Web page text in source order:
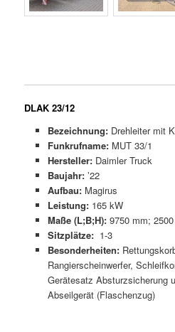
DLAK 23/12
Bezeichnung:Drehleiter mit
Funkrufname:MUT 33/1
Hersteller:Daimler Truck
Baujahr:’22
Aufbau:Magirus
Leistung:165 kW
Maße (L;B;H):9750 mm;
Sitzplätze:1-3
Besonderheiten:
Rangierscheinwerfer,
Gerätesatz Absturzsicherung
Abseilgerät (Flaschenzug)